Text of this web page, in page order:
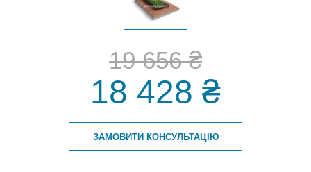
19 656 ₴
18 428 ₴
ЗАМОВИТИ КОНСУЛЬТАЦІЮ